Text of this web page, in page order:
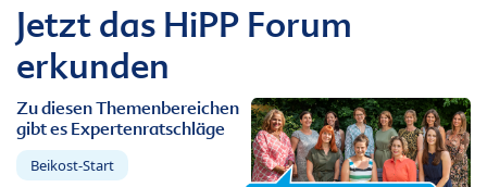
Jetzt das HiPP Forum
erkunden
Zu diesen Themenbereichen
gibt es Expertenratschläge
Beikost-Start